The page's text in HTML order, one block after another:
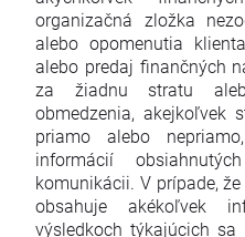
organizačná zložka
alebo opomenutia
alebo predaj finančných
za žiadnu stratu
obmedzenia, akejkoľvek
priamo alebo
informácií
komunikácii. V prípade,
obsahuje akékoľvek
výsledkoch týkajúcich